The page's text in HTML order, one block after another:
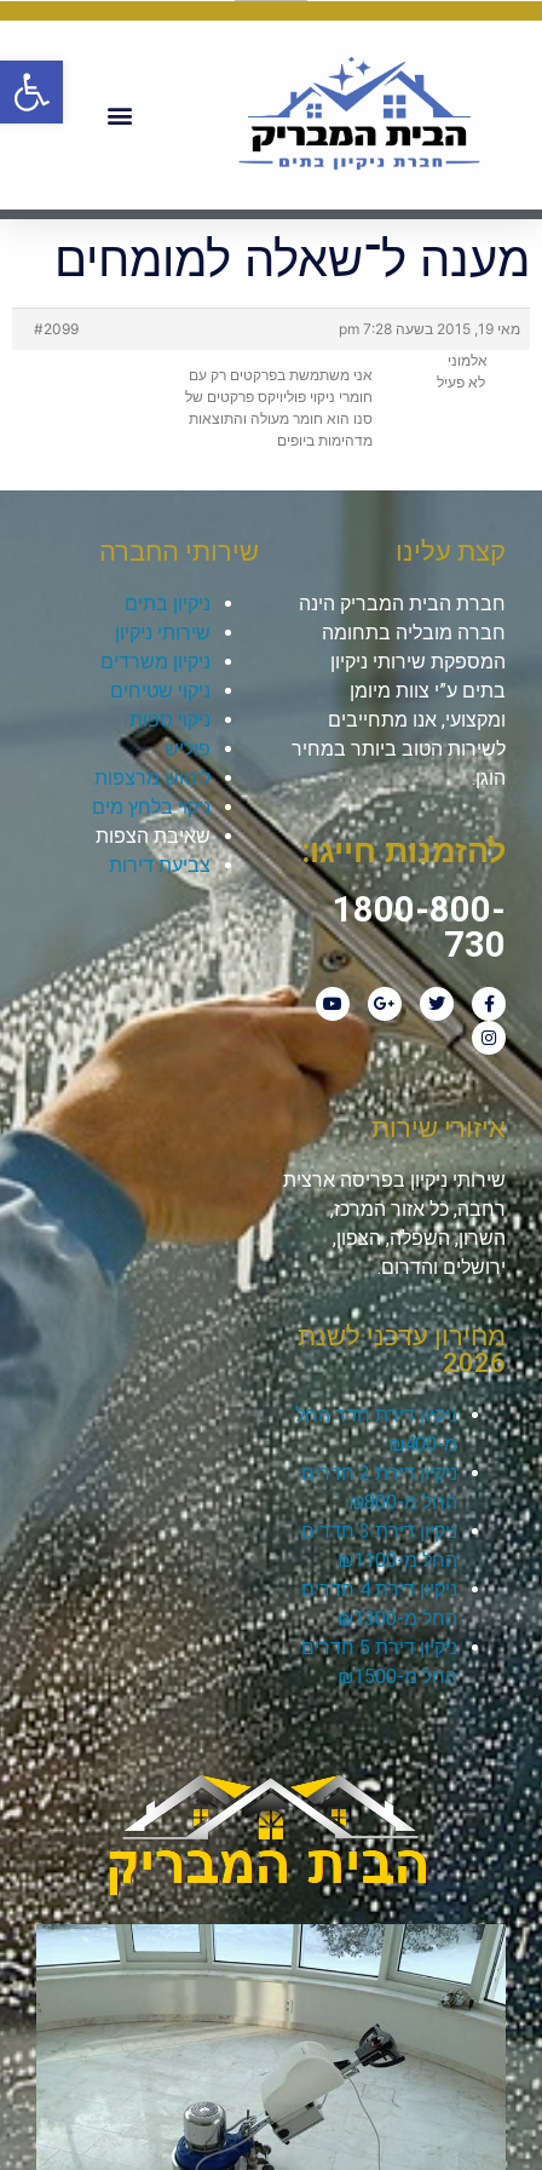
מענה ל־שאלה למומחים
מאי 19, 2015 בשעה 7:28 pm
#2099
אלמוני
לא פעיל
אני משתמשת בפרקטים רק עם
חומרי ניקוי פוליויקס פרקטים של
סנו הוא חומר מעולה והתוצאות
מדהימות ביופים
קצת עלינו
חברת הבית המבריק הינה
חברה מובליה בתחומה
המספקת שירותי ניקיון
בתים ע”י צוות מיומן
ומקצועי, אנו מתחייבים
לשירות הטוב ביותר במחיר
הוגן.
להזמנות חייגו:
1800-800-
730
שירותי החברה
ניקיון בתים
שירותי ניקיון
ניקיון משרדים
ניקוי שטיחים
ניקוי ספות
פוליש
ליטוש מרצפות
ניקוי בלחץ מים
שאיבת הצפות
צביעת דירות
איזורי שירות
שירותי ניקיון בפריסה ארצית
רחבה, כל אזור המרכז,
השרון, השפלה, הצפון,
ירושלים והדרום.
מחירון עדכני לשנת
2026
ניקיון דירת חדר החל
מ-₪400
ניקיון דירת 2 חדרים
החל מ-₪800
ניקיון דירת 3 חדרים
החל מ-₪1100
ניקיון דירת 4 חדרים
החל מ-₪1300
ניקיון דירת 5 חדרים
החל מ-₪1500